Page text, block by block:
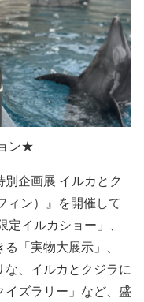
ン★
企画展 イルカとク
ィン）』を開催して
定イルカショー」、
「実物大展示」、
、イルカとクジラに
ズラリー」など、盛